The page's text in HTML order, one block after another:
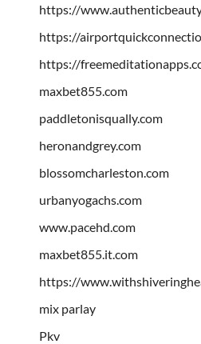
https://
https://
https://
maxbet855.com
paddletonisqually.com
heronandgrey.com
blossomcharleston.com
urbanyogachs.com
www.pacehd.com
maxbet855.it.com
https://
mix parlay
Pkv